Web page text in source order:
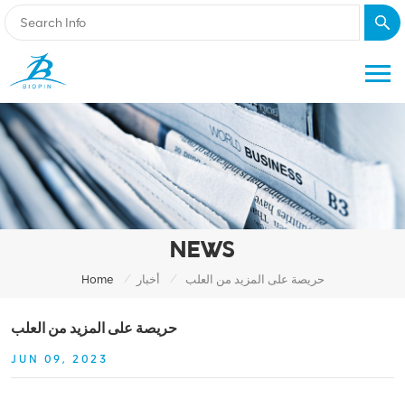
NEWS
Home / أخبار / حريصة على المزيد من العلب
حريصة على المزيد من العلب
JUN 09, 2023